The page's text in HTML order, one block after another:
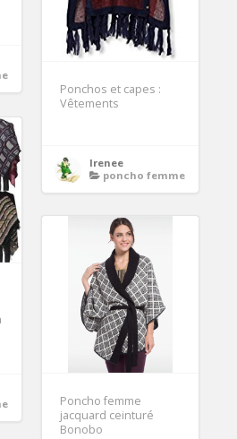
Ponchos et capes :
Vêtements
Irenee
poncho femme
Poncho femme
jacquard ceinturé
Bonobo